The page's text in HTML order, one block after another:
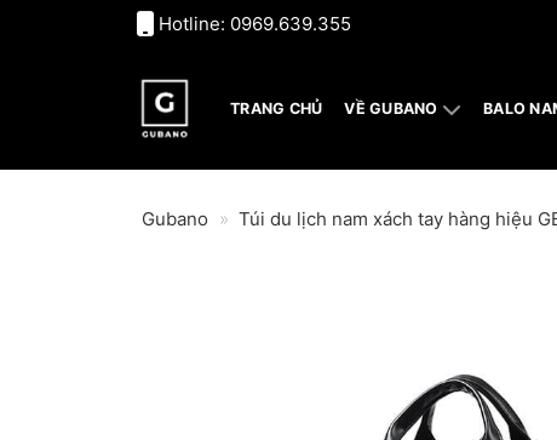
Hotline: 0969.639.355
TRANG CHỦ VỀ GUBANO BALO
Gubano » Túi du lịch nam xách tay hàng hiệu